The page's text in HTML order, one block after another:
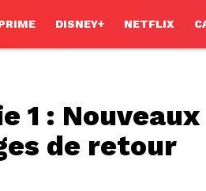
DISNEY+ NETFLIX
1 : Nouveaux
de retour